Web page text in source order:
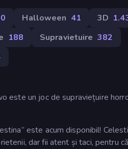
Halloween 41 3D
188 Supravietuire 382
este un joc de supraviețuire
este acum disponibil!
dar fii atent și taci, pentru